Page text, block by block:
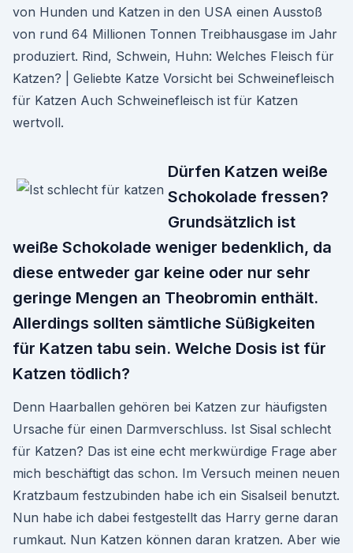
von Hunden und Katzen in den USA einen Ausstoß
von rund 64 Millionen Tonnen Treibhausgase im Jahr
produziert. Rind, Schwein, Huhn: Welches Fleisch für
Katzen? | Geliebte Katze Vorsicht bei Schweinefleisch
für Katzen Auch Schweinefleisch ist für Katzen
wertvoll.
Dürfen Katzen weiße
Schokolade fressen?
Grundsätzlich ist
weiße Schokolade weniger bedenklich, da
diese entweder gar keine oder nur sehr
geringe Mengen an Theobromin enthält.
Allerdings sollten sämtliche Süßigkeiten
für Katzen tabu sein. Welche Dosis ist für
Katzen tödlich?
Denn Haarballen gehören bei Katzen zur häufigsten
Ursache für einen Darmverschluss. Ist Sisal schlecht
für Katzen? Das ist eine echt merkwürdige Frage aber
mich beschäftigt das schon. Im Versuch meinen neuen
Kratzbaum festzubinden habe ich ein Sisalseil benutzt.
Nun habe ich dabei festgestellt das Harry gerne daran
rumkaut. Nun Katzen können daran kratzen. Aber wie